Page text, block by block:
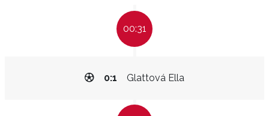
00:31
Glattová Ella
0:1